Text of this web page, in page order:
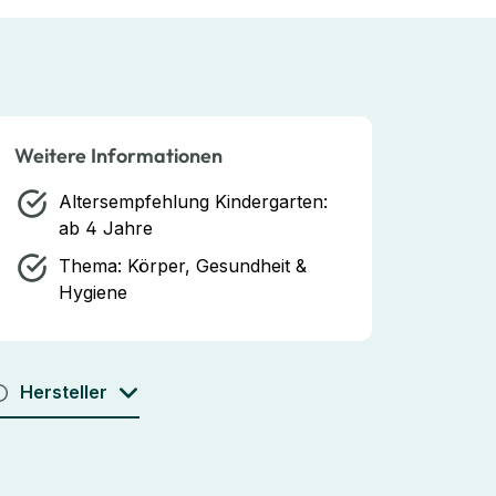
Weitere Informationen
Altersempfehlung Kindergarten:
ab 4 Jahre
Thema: Körper, Gesundheit &
Hygiene
Hersteller